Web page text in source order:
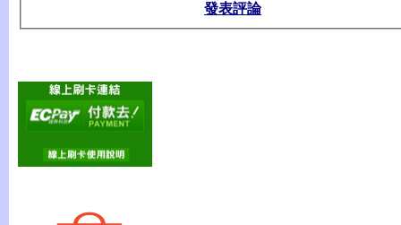
發表評論